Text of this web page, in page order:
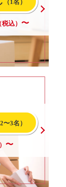
（1名）
税込） 〜
2〜3名）
〜